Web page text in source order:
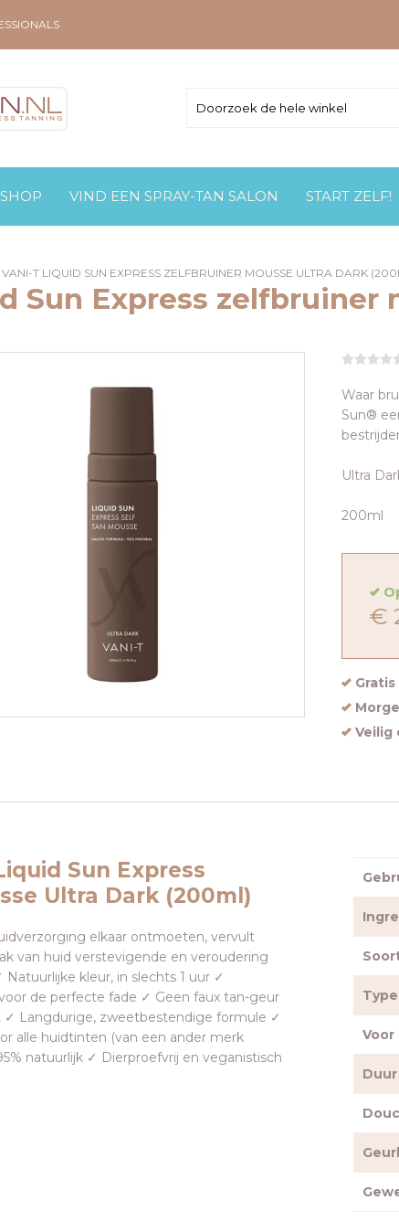
VIND EEN SPRAY-TAN SALON START ZELF!
VANI-T LIQUID SUN EXPRESS ZELFBRUINER MOUSSE ULTRA DARK
Sun Express zelfbruiner
Waar
Sun®
Ultra
200ml
€
Veilig
Sun Express
Ultra Dark (200ml)
elkaar ontmoeten, vervult
van huid verstevigende en veroudering
kleur, in slechts 1 uur ✓
de perfecte fade ✓ Geen faux tan-geur
✓ Langdurige, zweetbestendige formule ✓
alle huidtinten (van een ander merk
natuurlijk ✓ Dierproefvrij en veganistisch
Type
Voor
Duur